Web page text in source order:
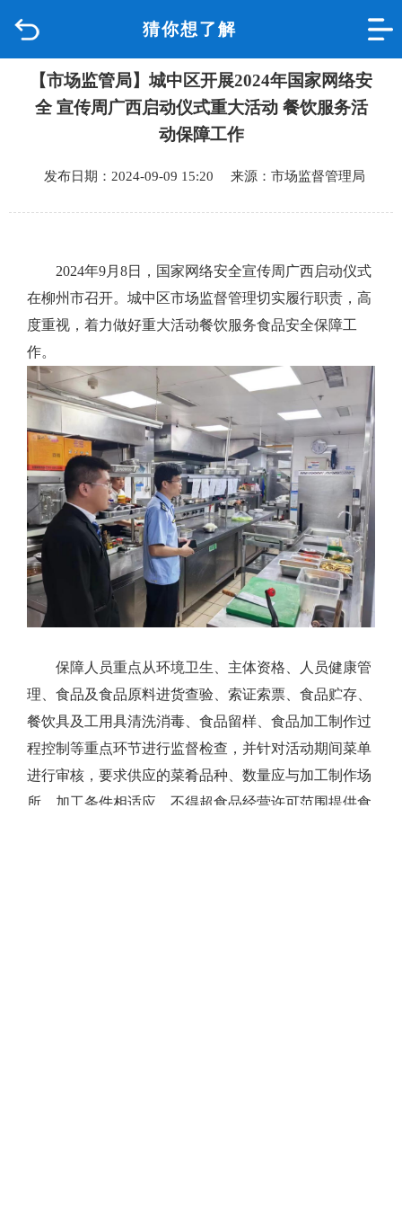
猜你想了解
品质城中
政府信息公开
互动回应
数据专题
【市场监管局】城中区开展2024年国家网络安
全 宣传周广西启动仪式重大活动 餐饮服务活
动保障工作
发布日期：2024-09-09 15:20 来源：市场监督管理局
2024年9月8日，国家网络安全宣传周广西启动仪式
在柳州市召开。城中区市场监督管理切实履行职责，高
度重视，着力做好重大活动餐饮服务食品安全保障工
作。
保障人员重点从环境卫生、主体资格、人员健康管
理、食品及食品原料进货查验、索证索票、食品贮存、
餐饮具及工用具清洗消毒、食品留样、食品加工制作过
程控制等重点环节进行监督检查，并针对活动期间菜单
进行审核，要求供应的菜肴品种、数量应与加工制作场
所、加工条件相适应，不得超食品经营许可范围提供食